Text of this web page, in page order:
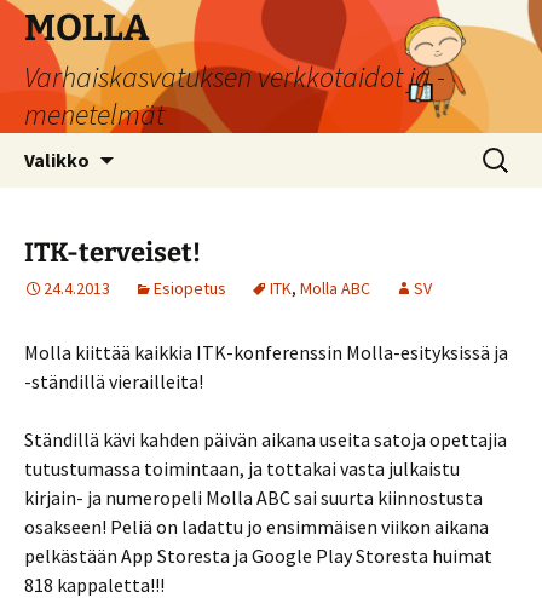
Siirry
sisältöön
MOLLA
Varhaiskasvatuksen verkkotaidot ja -
menetelmät
Valikko Haku:
ITK-terveiset!
24.4.2013 Esiopetus ITK, Molla ABC SV
Molla kiittää kaikkia ITK-konferenssin Molla-esityksissä ja
-ständillä vierailleita!
Ständillä kävi kahden päivän aikana useita satoja opettajia
tutustumassa toimintaan, ja tottakai vasta julkaistu
kirjain- ja numeropeli Molla ABC sai suurta kiinnostusta
osakseen! Peliä on ladattu jo ensimmäisen viikon aikana
pelkästään App Storesta ja Google Play Storesta huimat
818 kappaletta!!!